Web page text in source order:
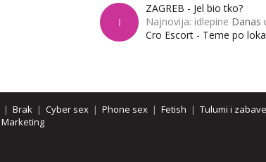
I
ZAGREB - Jel bio tko?
Najnovija: idlepine Danas
Cro Escort - Teme po
| Brak | Cyber sex | Phone sex | Fetish | Tulumi i zabave
Marketing